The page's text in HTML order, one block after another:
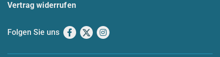
Vertrag widerrufen
Folgen Sie uns Facebook
X Instagram